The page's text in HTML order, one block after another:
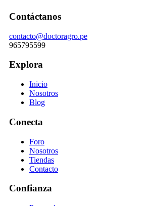
Contáctanos
contacto@doctoragro.pe
965795599
Explora
Inicio
Nosotros
Blog
Conecta
Foro
Nosotros
Tiendas
Contacto
Confianza